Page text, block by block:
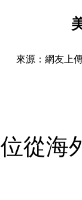
來源：網友上
海